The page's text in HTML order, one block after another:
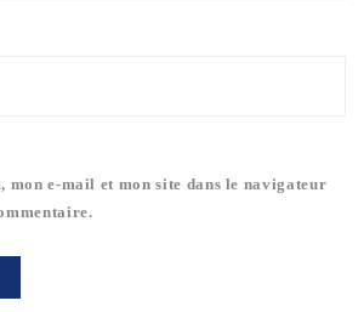
mon e-mail et mon site dans le navigateur